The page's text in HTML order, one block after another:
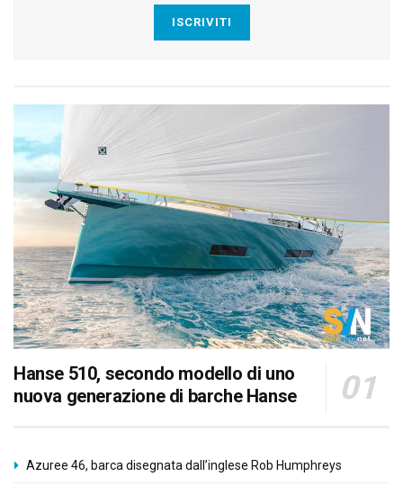
ISCRIVITI
Hanse 510, secondo modello di uno
nuova generazione di barche Hanse
Azuree 46, barca disegnata dall’inglese Rob Humphreys